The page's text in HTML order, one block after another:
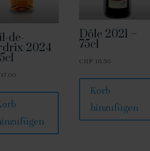
de-
2024
17.00
Dôle 2021 –
75cl
CHF 16.50
Korb
hinzufügen